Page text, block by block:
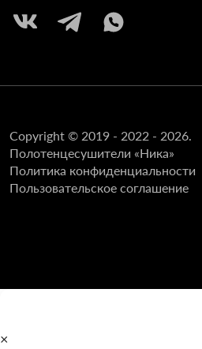
Copyright © 2019 - 2022 - 2026.
Полотенцесушители «Ника»
Политика конфиденциальности
Пользовательское соглашение
×